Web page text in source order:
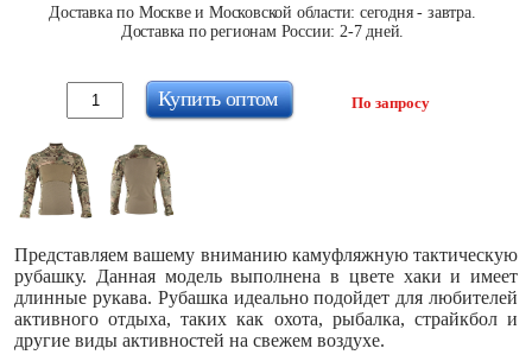
Доставка по Москве и Московской области: сегодня - завтра.
Доставка по регионам России: 2-7 дней.
По запросу
Купить оптом
Представляем вашему вниманию камуфляжную тактическую
рубашку. Данная модель выполнена в цвете хаки и имеет
длинные рукава. Рубашка идеально подойдет для любителей
активного отдыха, таких как охота, рыбалка, страйкбол и
другие виды активностей на свежем воздухе.